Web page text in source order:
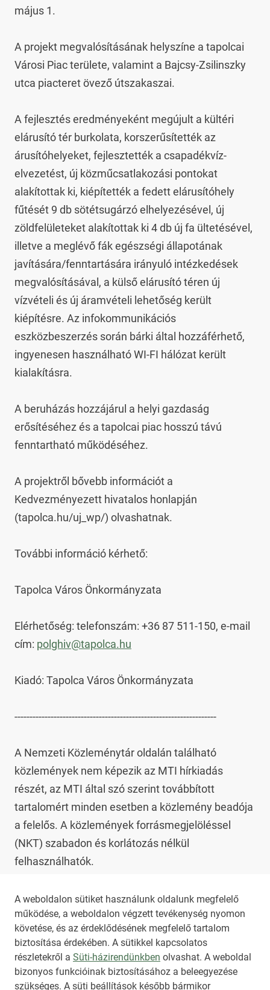
A weboldalon sütiket használunk oldalunk megfelelő
működése, a weboldalon végzett tevékenység nyomon
követése, és az érdeklődésének megfelelő tartalom
biztosítása érdekében. A sütikkel kapcsolatos
részletekről a Süti-házirendünkben olvashat. A weboldal
bizonyos funkcióinak biztosításához a beleegyezése
szükséges. A süti beállítások később bármikor
május 1.
A projekt megvalósításának helyszíne a tapolcai
Városi Piac területe, valamint a Bajcsy-Zsilinszky
utca piacteret övező útszakaszai.
A fejlesztés eredményeként megújult a kültéri
elárusító tér burkolata, korszerűsítették az
árusítóhelyeket, fejlesztették a csapadékvíz-
elvezetést, új közműcsatlakozási pontokat
alakítottak ki, kiépítették a fedett elárusítóhely
fűtését 9 db sötétsugárzó elhelyezésével, új
zöldfelületeket alakítottak ki 4 db új fa ültetésével,
illetve a meglévő fák egészségi állapotának
javítására/fenntartására irányuló intézkedések
megvalósításával, a külső elárusító téren új
vízvételi és új áramvételi lehetőség került
kiépítésre. Az infokommunikációs
eszközbeszerzés során bárki által hozzáférhető,
ingyenesen használható WI-FI hálózat került
kialakításra.
A beruházás hozzájárul a helyi gazdaság
erősítéséhez és a tapolcai piac hosszú távú
fenntartható működéséhez.
A projektről bővebb információt a
Kedvezményezett hivatalos honlapján
(tapolca.hu/uj_wp/) olvashatnak.
További információ kérhető:
Tapolca Város Önkormányzata
Elérhetőség: telefonszám: +36 87 511-150, e-mail
cím: polghiv@tapolca.hu
Kiadó: Tapolca Város Önkormányzata
-------------------------------------------------------------------
A Nemzeti Közleménytár oldalán található
közlemények nem képezik az MTI hírkiadás
részét, az MTI által szó szerint továbbított
tartalomért minden esetben a közlemény beadója
a felelős. A közlemények forrásmegjelöléssel
(NKT) szabadon és korlátozás nélkül
felhasználhatók.
Az NKT szolgáltatással kapcsolatban további
információt az nkt@dunamsz.hu elektronikus
levelező címen kaphat.
HIRADO.HU MEDIAKLIKK.HU